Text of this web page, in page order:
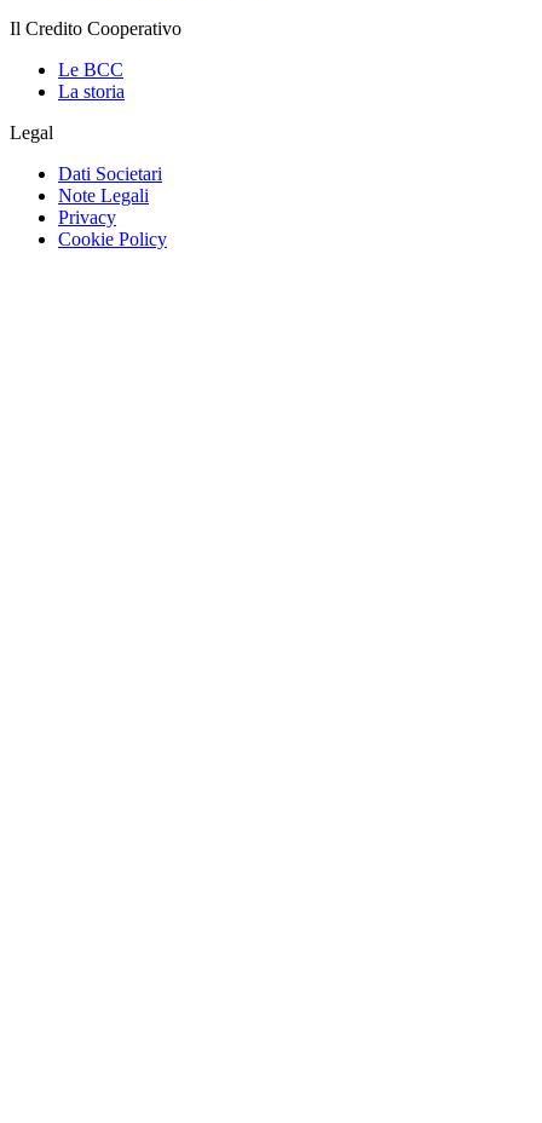
Il Credito Cooperativo
Le BCC
La storia
Legal
Dati Societari
Note Legali
Privacy
Cookie Policy